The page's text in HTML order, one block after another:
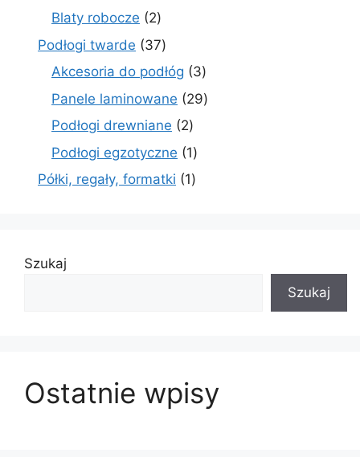
produkty
Blaty robocze 22
produkty
Podłogi twarde 3737
produktów
Akcesoria do podłóg 33
produkty
Panele laminowane 2929
Podłogi drewniane 22
produkty
Podłogi egzotyczne 11
produkt
Półki, regały, formatki 11
Szukaj
Szukaj
Ostatnie wpisy